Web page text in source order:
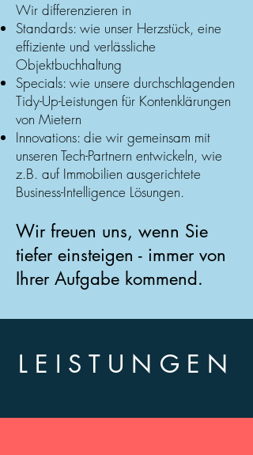
Wir differenzieren in
Standards: wie unser Herzstück, eine
effiziente und verlässliche
Objektbuchhaltung
Specials: wie unsere durchschlagenden
Tidy-Up-Leistungen für Kontenklärungen
von Mietern
Innovations: die wir gemeinsam mit
unseren Tech-Partnern entwickeln, wie
z.B. auf Immobilien ausgerichtete
Business-Intelligence Lösungen.
Wir freuen uns, wenn Sie
tiefer einsteigen - immer von
Ihrer Aufgabe kommend.
LEISTUNGEN